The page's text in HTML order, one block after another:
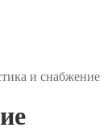
и снабжение